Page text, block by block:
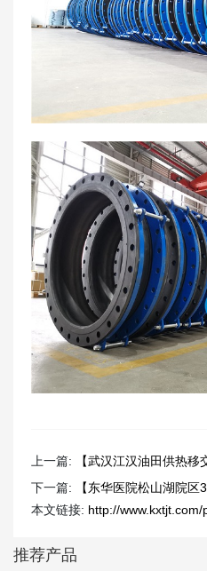
上一篇:
【武汉江汉油田供热
下一篇:
【东华医院松山湖院
合同
本文链接: http://
推荐产品